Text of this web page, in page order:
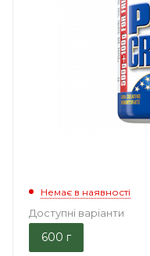
Немає в наявності
Доступні варіанти
600 г